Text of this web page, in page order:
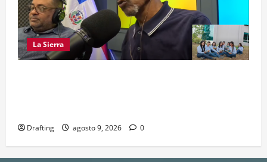
La Sierra
Drafting agosto 9, 2026 0